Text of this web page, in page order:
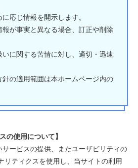
応じ情報を開示します。
が事実と異なる場合、訂正や削除
に関する苦情に対し、適切・迅速
針の適用範囲は本ホームページ内の
の使用について】
ービスの提供、またユーザビリティの
リティクスを使用し、当サイトの利用